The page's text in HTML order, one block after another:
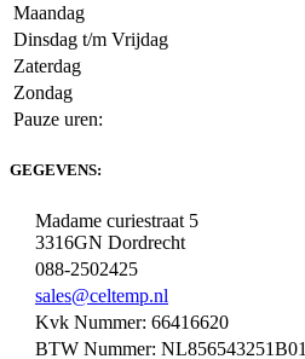
Maandag
Dinsdag t/m Vrijdag
Zaterdag
Zondag
Pauze uren:
GEGEVENS:
Madame curiestraat 5
3316GN Dordrecht
088-2502425
sales@celtemp.nl
Kvk Nummer: 66416620
BTW Nummer: NL856543251B01